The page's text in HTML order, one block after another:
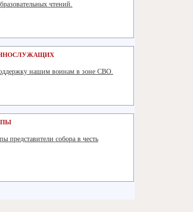
чтений.
нашим воинам в зоне СВО.
представители собора в честь